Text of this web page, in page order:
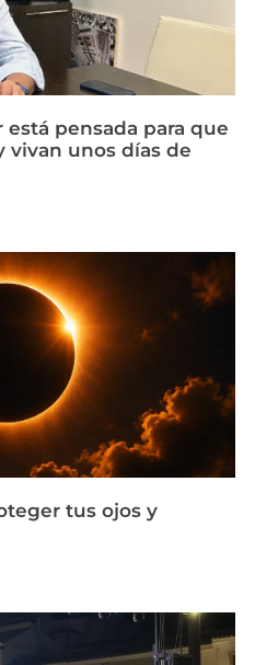
está pensada para que
vivan unos días de
tus ojos y